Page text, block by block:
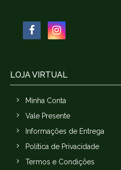
LOJA VIRTUAL
Minha Conta
Vale Presente
Informações de Entrega
Política de Privacidade
Termos e Condições